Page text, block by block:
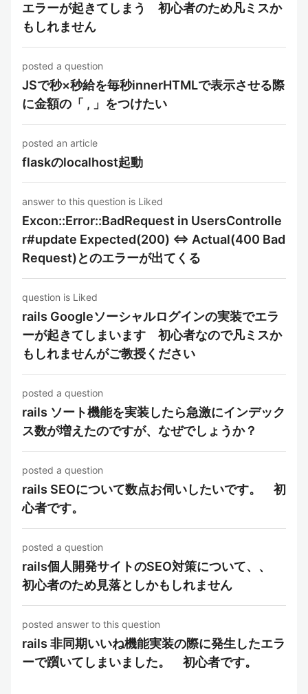
エラーが起きてしまう 初心者のため凡ミスか
もしれません
posted a question
JSで秒×秒給を毎秒innerHTMLで表示させる際
に金額の「 , 」をつけたい
posted an article
flaskのlocalhost起動
answer to this question is Liked
Excon::Error::BadRequest in UsersControlle
r#update Expected(200) <=> Actual(400 Bad
Request)とのエラーが出てくる
question is Liked
rails Googleソーシャルログインの実装でエラ
ーが起きてしまいます 初心者なので凡ミスか
もしれませんがご教授ください
posted a question
rails ソート機能を実装したら急激にインデック
ス数が増えたのですが、なぜでしょうか？
posted a question
rails SEOについて数点お伺いしたいです。 初
心者です。
posted a question
rails個人開発サイトのSEO対策について、、
初心者のため見落としかもしれません
posted answer to this question
rails 非同期いいね機能実装の際に発生したエラ
ーで躓いてしまいました。 初心者です。